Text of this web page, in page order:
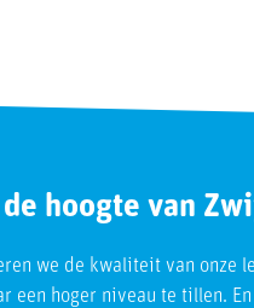
hoogte van
we de kwaliteit van onze
een hoger niveau te tillen.